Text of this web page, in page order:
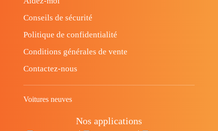
Conseils de sécurité
Politique de confidentialité
Conditions générales de vente
Contactez-nous
Voitures neuves
Nos applications